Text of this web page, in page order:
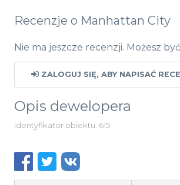
Recenzje o Manhattan City
Nie ma jeszcze recenzji. Możesz
ZALOGUJ SIĘ, ABY NAPISAĆ
Opis dewelopera
Identyfikator obiektu: 615